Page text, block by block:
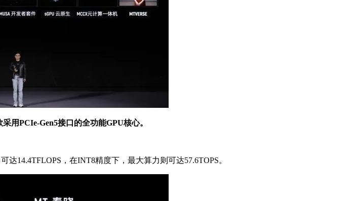
用PCIe-Gen5接口的全功能GPU核心。
14.4TFLOPS，在INT8精度下，最大算力则可达57.6TOPS。